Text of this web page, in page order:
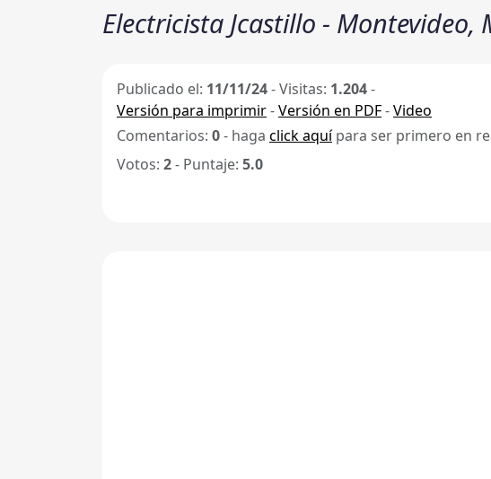
Electricista Jcastillo - Montevideo,
Publicado el: 11/11/24-Visitas: 1.204-
Versión para imprimir-Versión en PDF-Video
Comentarios: 0- haga click aquípara ser primero en
Votos: 2- Puntaje: 5.0